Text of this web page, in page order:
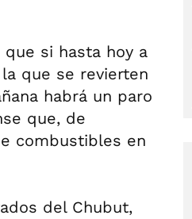
si hasta hoy a
que se revierten
habrá un paro
que, de
combustibles en
del Chubut,